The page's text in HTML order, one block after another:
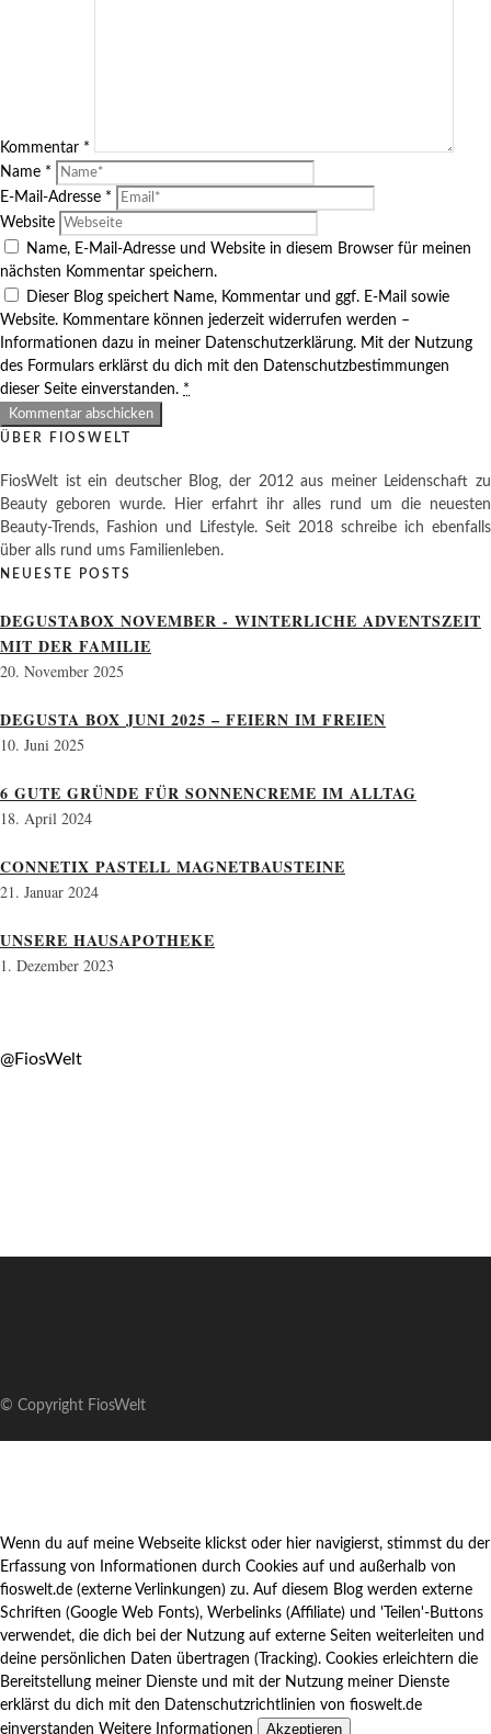
Kommentar *
Name *
E-Mail-Adresse *
Website
Name, E-Mail-Adresse und Website in diesem Browser für meinen
nächsten Kommentar speichern.
Dieser Blog speichert Name, Kommentar und ggf. E-Mail sowie
Website. Kommentare können jederzeit widerrufen werden –
Informationen dazu in meiner Datenschutzerklärung. Mit der Nutzung
des Formulars erklärst du dich mit den Datenschutzbestimmungen
dieser Seite einverstanden. *
ÜBER FIOSWELT
FiosWelt ist ein deutscher Blog, der 2012 aus meiner Leidenschaft zu
Beauty geboren wurde. Hier erfahrt ihr alles rund um die neuesten
Beauty-Trends, Fashion und Lifestyle. Seit 2018 schreibe ich ebenfalls
über alls rund ums Familienleben.
NEUESTE POSTS
DEGUSTABOX NOVEMBER - WINTERLICHE ADVENTSZEIT
MIT DER FAMILIE
20. November 2025
DEGUSTA BOX JUNI 2025 – FEIERN IM FREIEN
10. Juni 2025
6 GUTE GRÜNDE FÜR SONNENCREME IM ALLTAG
18. April 2024
CONNETIX PASTELL MAGNETBAUSTEINE
21. Januar 2024
UNSERE HAUSAPOTHEKE
1. Dezember 2023
@FiosWelt
© Copyright FiosWelt
Wenn du auf meine Webseite klickst oder hier navigierst, stimmst du der
Erfassung von Informationen durch Cookies auf und außerhalb von
fioswelt.de (externe Verlinkungen) zu. Auf diesem Blog werden externe
Schriften (Google Web Fonts), Werbelinks (Affiliate) und 'Teilen'-Buttons
verwendet, die dich bei der Nutzung auf externe Seiten weiterleiten und
deine persönlichen Daten übertragen (Tracking). Cookies erleichtern die
Bereitstellung meiner Dienste und mit der Nutzung meiner Dienste
erklärst du dich mit den Datenschutzrichtlinien von fioswelt.de
einverstanden Weitere Informationen Akzeptieren